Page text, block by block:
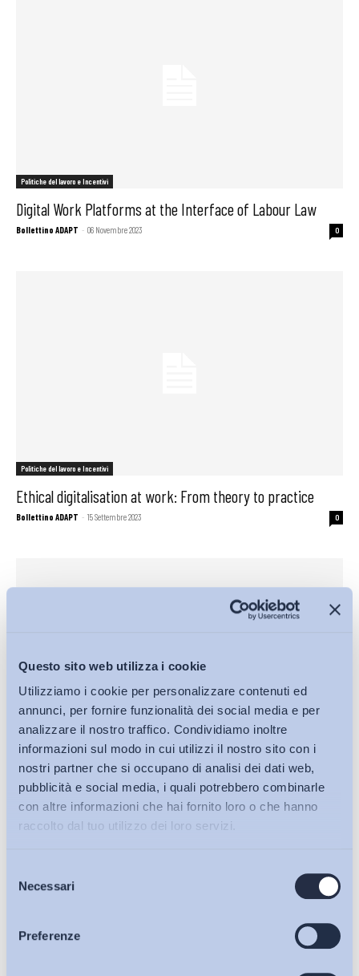
Questo sito web utilizza i cookie
Utilizziamo i cookie per personalizzare contenuti ed
annunci, per fornire funzionalità dei social media e per
analizzare il nostro traffico. Condividiamo inoltre
informazioni sul modo in cui utilizzi il nostro sito con i
nostri partner che si occupano di analisi dei dati web,
pubblicità e social media, i quali potrebbero combinarle
con altre informazioni che hai fornito loro o che hanno
raccolto dal tuo utilizzo dei loro servizi.
delNecessari
Preferenze
Bollettini ADAPT
Articoli
Politiche del lavoro e Incentivi
Digital Work Platforms at the Interface of Labour Law
Bollettino ADAPT - 06 Novembre 2023 0
Politiche del lavoro e Incentivi
Ethical digitalisation at work: From theory to practice
Bollettino ADAPT - 15 Settembre 2023 0
Demografia e lavoro
Invecchiare in sanità. Condizioni di lavoro e transizione
digitale in una prospettiva di longevità (lavorativa)
sostenibile